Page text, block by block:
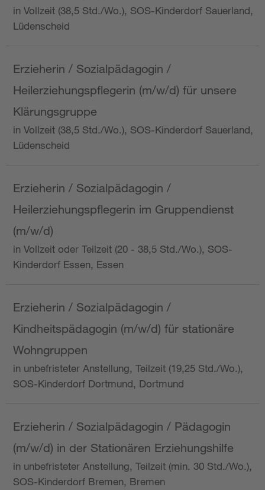
in Vollzeit (38,5 Std./Wo.), SOS-Kinderdorf Sauerland,
Lüdenscheid
Erzieherin / Sozialpädagogin /
Heilerziehungspflegerin (m/w/d) für unsere
Klärungsgruppe
in Vollzeit (38,5 Std./Wo.), SOS-Kinderdorf Sauerland,
Lüdenscheid
Erzieherin / Sozialpädagogin /
Heilerziehungspflegerin im Gruppendienst
(m/w/d)
in Vollzeit oder Teilzeit (20 - 38,5 Std./Wo.), SOS-
Kinderdorf Essen, Essen
Erzieherin / Sozialpädagogin /
Kindheitspädagogin (m/w/d) für stationäre
Wohngruppen
in unbefristeter Anstellung, Teilzeit (19,25 Std./Wo.),
SOS-Kinderdorf Dortmund, Dortmund
Erzieherin / Sozialpädagogin / Pädagogin
(m/w/d) in der Stationären Erziehungshilfe
in unbefristeter Anstellung, Teilzeit (min. 30 Std./Wo.),
SOS-Kinderdorf Bremen, Bremen